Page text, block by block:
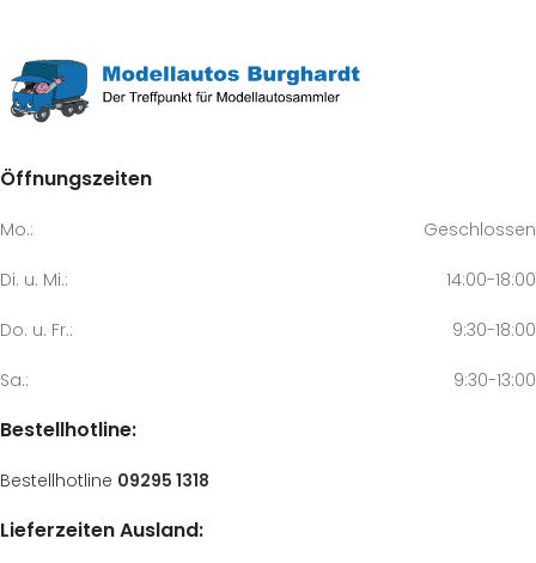
Öffnungszeiten
Mo.: Geschlossen
Di. u. Mi.: 14:00-18:00
Do. u. Fr.: 9:30-18:00
Sa.: 9:30-13:00
Bestellhotline:
Bestellhotline 09295 1318
Lieferzeiten Ausland: